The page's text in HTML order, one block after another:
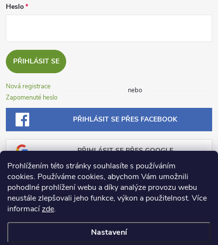
Prohlížením této stránky souhlasíte s používáním
cookies. Používáme cookies, abychom Vám umožnili
pohodlné prohlížení webu a díky analýze provozu webu
neustále zlepšovali jeho funkce, výkon a použitelnost. Více
informacízde.
Nastavení
Heslo
PŘIHLÁSIT SE
Nová registrace
Zapomenuté heslo
nebo
PŘIHLÁSIT SE PŘES FACEBOOK
PŘIHLÁSIT SE PŘES GOOGLE
PŘIHLÁSIT SE PŘES SEZNAM